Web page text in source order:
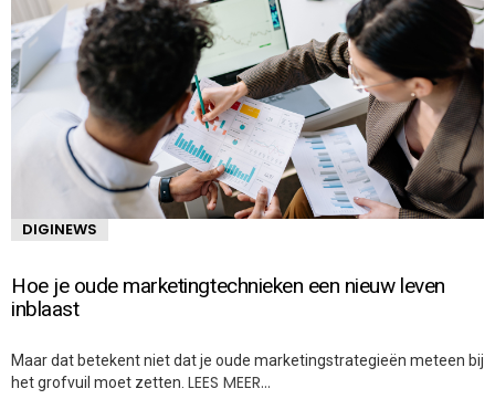
DIGINEWS
Hoe je oude marketingtechnieken een nieuw leven
inblaast
Maar dat betekent niet dat je oude marketingstrategieën meteen bij
het grofvuil moet zetten. LEES MEER…